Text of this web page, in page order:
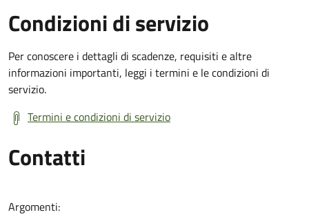
Condizioni di servizio
Per conoscere i dettagli di scadenze, requisiti e altre
informazioni importanti, leggi i termini e le condizioni di
servizio.
Termini e condizioni di servizio
Contatti
Argomenti: